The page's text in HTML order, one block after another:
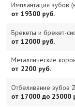
Имплантация зубов
от 19300 руб.
Брекеты и брекет-
от 12000 руб.
Металлические
от 2200 руб.
Отбеливание зубов
от 17000 до 25000